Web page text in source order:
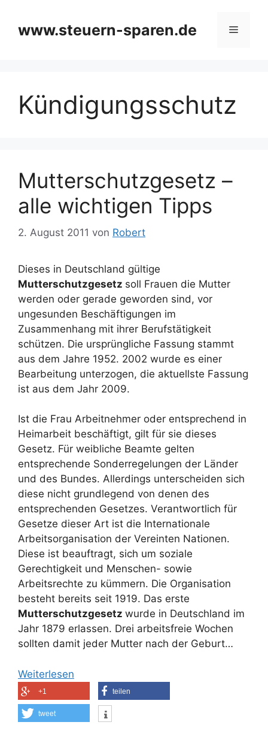
springen
www.steuern-sparen.de Menü
Kündigungsschutz
Mutterschutzgesetz –
alle wichtigen Tipps
2. August 2011 von Robert
Dieses in Deutschland gültige
Mutterschutzgesetz soll Frauen die Mutter
werden oder gerade geworden sind, vor
ungesunden Beschäftigungen im
Zusammenhang mit ihrer Berufstätigkeit
schützen. Die ursprüngliche Fassung stammt
aus dem Jahre 1952. 2002 wurde es einer
Bearbeitung unterzogen, die aktuellste Fassung
ist aus dem Jahr 2009.
Ist die Frau Arbeitnehmer oder entsprechend in
Heimarbeit beschäftigt, gilt für sie dieses
Gesetz. Für weibliche Beamte gelten
entsprechende Sonderregelungen der Länder
und des Bundes. Allerdings unterscheiden sich
diese nicht grundlegend von denen des
entsprechenden Gesetzes. Verantwortlich für
Gesetze dieser Art ist die Internationale
Arbeitsorganisation der Vereinten Nationen.
Diese ist beauftragt, sich um soziale
Gerechtigkeit und Menschen- sowie
Arbeitsrechte zu kümmern. Die Organisation
besteht bereits seit 1919. Das erste
Mutterschutzgesetz wurde in Deutschland im
Jahr 1879 erlassen. Drei arbeitsfreie Wochen
sollten damit jeder Mutter nach der Geburt…
Weiterlesen
+1 teilen
tweet